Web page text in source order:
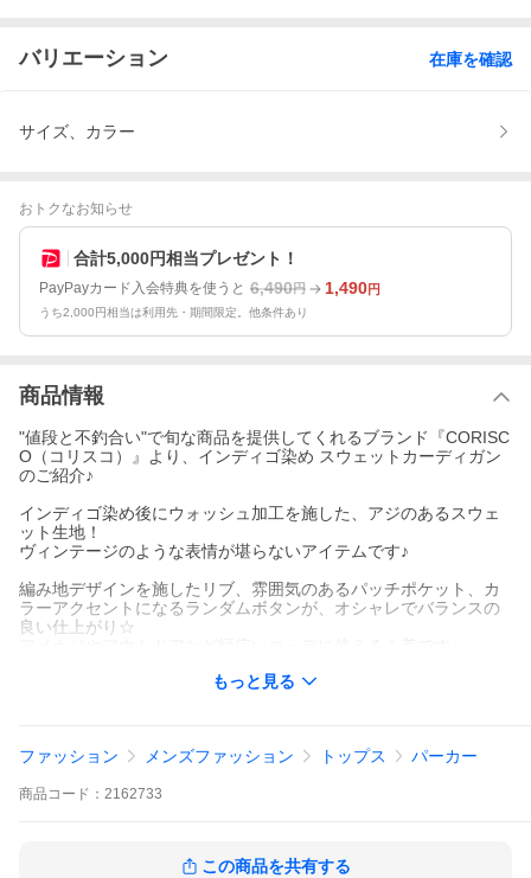
バリエーション 在庫を確認
サイズ、カラー
おトクなお知らせ
合計5,000円相当プレゼント！
PayPayカード入会特典を使うと 6,490円 1,490円
うち2,000円相当は利用先・期間限定。他条件あり
商品情報
"値段と不釣合い"で旬な商品を提供してくれるブランド『CORISC
O（コリスコ）』より、インディゴ染め スウェットカーディガン
のご紹介♪
インディゴ染め後にウォッシュ加工を施した、アジのあるスウェ
ット生地！
ヴィンテージのような表情が堪らないアイテムです♪
編み地デザインを施したリブ、雰囲気のあるパッチポケット、カ
ラーアクセントになるランダムボタンが、オシャレでバランスの
良い仕上がり☆
また裏地がタオルのような裏毛スウェット生地は着心地も抜群！
長年着ることで経年変化も楽しめるので、いつもの相棒的カーデ
もっと見る
ファッション メンズファッション トップス パーカー
商品 コード： 2162733
この商品を共有する